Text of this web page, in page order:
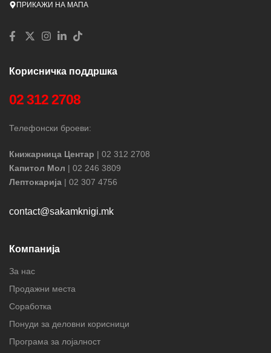
ПРИКАЖИ НА МАПА
Корисничка поддршка
02 312 2708
Телефонски броеви:
Книжарница Центар | 02 312 2708
Капитол Мол | 02 246 3809
Лептокарија | 02 307 4756
contact@sakamknigi.mk
Компанија
За нас
Продажни места
Соработка
Понуди за деловни корисници
Програма за лојалност